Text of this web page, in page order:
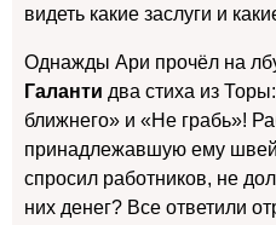
видеть какие заслуги и
Однажды Ари прочёл на
Галанти два стиха из
ближнего» и «Не грабь»!
принадлежавшую ему
спросил работников, не
них денег? Все ответили